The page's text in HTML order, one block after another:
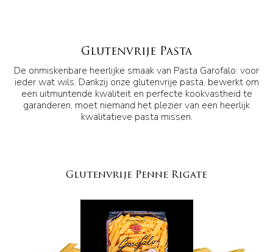
Glutenvrije Pasta
De onmiskenbare heerlijke smaak van Pasta Garofalo: voor
ieder wat wils. Dankzij onze glutenvrije pasta, bewerkt om
een uitmuntende kwaliteit en perfecte kookvastheid te
garanderen, moet niemand het plezier van een heerlijk
kwalitatieve pasta missen.
Glutenvrije Penne Rigate